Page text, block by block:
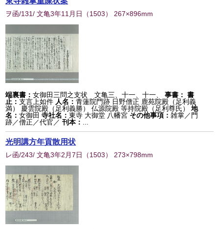
ヲ函/131/ 文亀3年11月日 （1503） 267×896mm
端裏書：女御田三問之支状 文亀三、十一、十一、 事書： 書
止：支言上如件 人名：青蓮院門跡 日野僧正 鹿苑院殿（足利義
満） 慶雲院殿（足利義勝） 仏源院殿 等持院殿（足利尊氏）
地
名：女御田 寺社名：東寺 大御堂 八幡宮 その他事項：雑掌／門
跡／僧正／代官／刊本：
光明講方年貢散用状
レ函/243/ 文亀3年2月7日 （1503） 273×798mm